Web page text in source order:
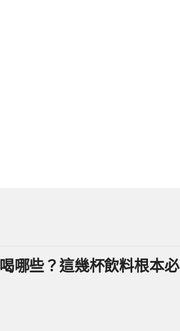
哪些？這幾杯飲料根本必